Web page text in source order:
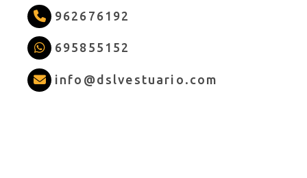
962676192
695855152
info dslvestuario.com